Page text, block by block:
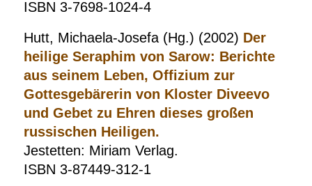
ISBN 3-7698-1024-4
Hutt, Michaela-Josefa (Hg.) (2002) Der
heilige Seraphim von Sarow: Berichte
aus seinem Leben, Offizium zur
Gottesgebärerin von Kloster Diveevo
und Gebet zu Ehren dieses großen
russischen Heiligen.
Jestetten: Miriam Verlag.
ISBN 3-87449-312-1